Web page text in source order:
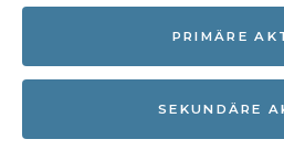
PRIMÄRE
SEKUNDÄRE